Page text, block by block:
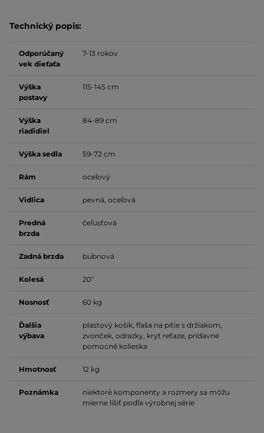
Technický popis:
Odporúčaný
vek dieťaťa
7-13 rokov
Výška
postavy
115-145 cm
Výška
riadidiel
84-89 cm
Výška sedla 59-72 cm
Rám oceľový
Vidlica pevná, oceľová
Predná
brzda
čeľusťová
Zadná brzda bubnová
Kolesá 20"
Nosnosť 60 kg
Ďalšia
výbava
plastový košík, fľaša na pitie s držiakom,
zvonček, odrazky, kryt reťaze, prídavné
pomocné kolieska
Hmotnosť 12 kg
Poznámka
niektoré komponenty a rozmery sa môžu
mierne líšiť podľa výrobnej série